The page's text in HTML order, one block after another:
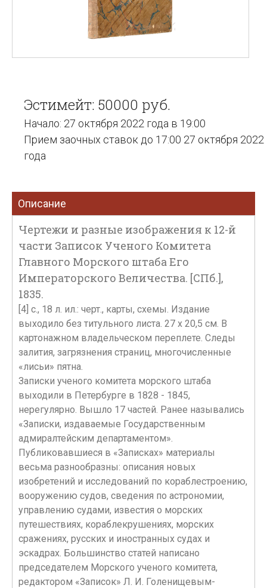
Эстимейт: 50000 руб.
Начало: 27 октября 2022 года в 19:00
Прием заочных ставок до 17:00 27 октября 2022
года
Описание
Чертежи и разные изображения к 12-й
части Записок Ученого Комитета
Главного Морского штаба Его
Императорского Величества. [СПб.],
1835.
[4] с., 18 л. ил.: черт., карты, схемы. Издание
выходило без титульного листа. 27 х 20,5 см. В
картонажном владельческом переплете. Следы
залития, загрязнения страниц, многочисленные
«лисьи» пятна.
Записки ученого комитета морского штаба
выходили в Петербурге в 1828 - 1845,
нерегулярно. Вышло 17 частей. Ранее назывались
«Записки, издаваемые Государственным
адмиралтейским департаментом».
Публиковавшиеся в «Записках» материалы
весьма разнообразны: описания новых
изобретений и исследований по кораблестроению,
вооружению судов, сведения по астрономии,
управлению судами, известия о морских
путешествиях, кораблекрушениях, морских
сражениях, русских и иностранных судах и
эскадрах. Большинство статей написано
председателем Морского ученого комитета,
редактором «Записок» Л. И. Голенищевым-